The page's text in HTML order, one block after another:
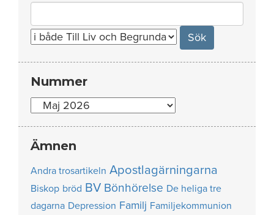
for:
Nummer
Nummer
Ämnen
Andra trosartikeln Apostlagärningarna
Biskop bröd BV Bönhörelse De heliga tre
dagarna Depression Familj Familjekommunion